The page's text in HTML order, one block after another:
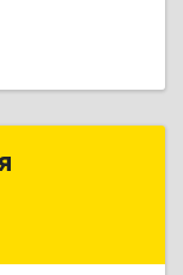
Наталья